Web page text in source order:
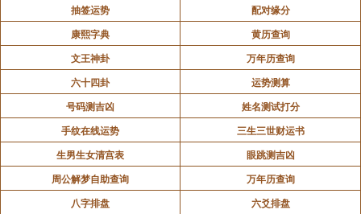
抽签运势
配对缘分
康熙字典
黄历查询
文王神卦
万年历查询
六十四卦
运势测算
号码测吉凶
姓名测试打分
手纹在线运势
三生三世财运书
生男生女清宫表
眼跳测吉凶
周公解梦自助查询
万年历查询
八字排盘
六爻排盘